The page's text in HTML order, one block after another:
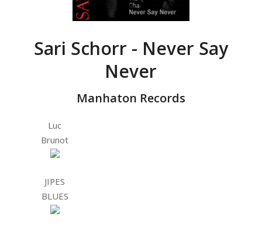
Sari Schorr - Never Say
Never
Manhaton Records
Luc
Brunot
JIPES
BLUES